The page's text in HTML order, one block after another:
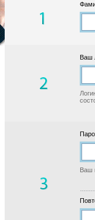
Ваш
Ваш